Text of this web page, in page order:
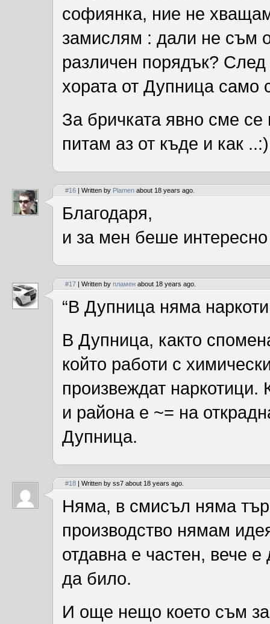
софиянка, ние не
замислям : дали не съм
различен порядък?
хората от Дупница само
За бричката явно сме
питам аз от къде и как ..:)
#16 | Written by Plamen about 18 years ago.
Благодаря,
и за мен беше
#17 | Written by пламен about 18 years ago.
“В Дупница няма
В Дупница, както
който работи с
произвеждат наркотици.
и района е ~= на
Дупница.
#18 | Written by ss7 about 18 years ago.
Няма, в смисъл няма
производство нямам
отдавна е частен, вече
да било.
И още нещо което съм